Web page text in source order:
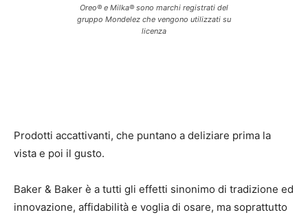
Oreo® e Milka® sono marchi registrati del
gruppo Mondelez che vengono utilizzati su
licenza
Prodotti accattivanti, che puntano a deliziare prima la
vista e poi il gusto.
Baker & Baker è a tutti gli effetti sinonimo di tradizione ed
innovazione, affidabilità e voglia di osare, ma soprattutto